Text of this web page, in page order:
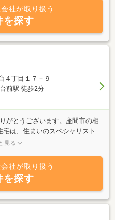
社が取り扱う
を探す
４丁目１７－９
前駅 徒歩2分
がとうございます。座間市の相
は、住まいのスペシャリスト
増築、リフォームなどの様々な
まいのことなら何でもご相談下
いただきます。小田急線を中心
いております。店内では最新物
す。また、図面郵送サービスな
で中々行けない・・・そんな方
お客様のお越しを、心よりお待
見る
社が取り扱う
を探す